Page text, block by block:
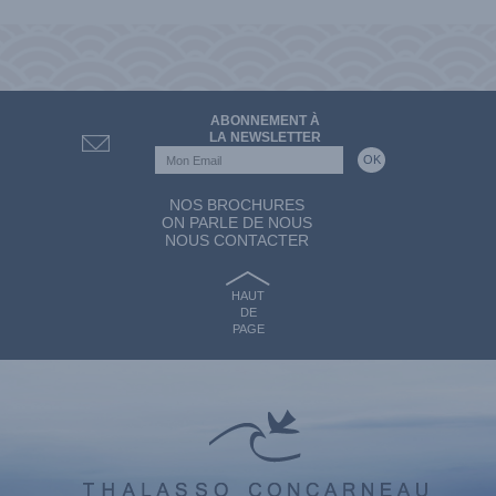
ABONNEMENT À
LA NEWSLETTER
NOS BROCHURES
ON PARLE DE NOUS
NOUS CONTACTER
HAUT
DE
PAGE